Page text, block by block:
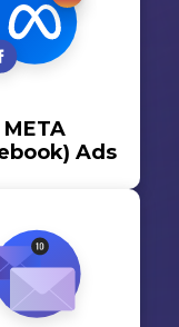
META
Ads